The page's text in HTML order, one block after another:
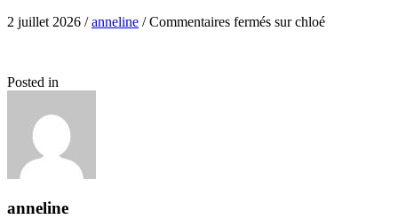
2 juillet 2026 /anneline /Commentaires fermés sur chloé
Posted in
anneline